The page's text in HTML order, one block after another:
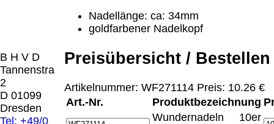
B H V D
Tannenstrasse
2
D 01099
Dresden
Tel: +49/0
Nadellänge: ca: 34mm
goldfarbener Nadelkopf
Preisübersicht / Bestellen
Artikelnummer: WF271114 Preis: 10.26 €
Art.-Nr.
Produktbezeichnung
Wundernadeln 10er
vom Büro oder
von
0.00 €
Lieferschein. Sie
erhalten also
Datenträger.
Die in diesem Dokument genannten
Warenzeichen sind Eigentum der jeweiligen
Firmen. Preisänderungen, Irrtümer und
[ 5905 ]